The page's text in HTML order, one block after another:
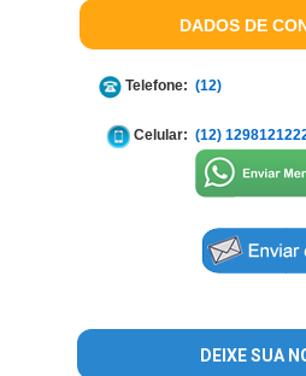
DADOS DE
Telefone: (12)
Celular: (12)
DEIXE SUA